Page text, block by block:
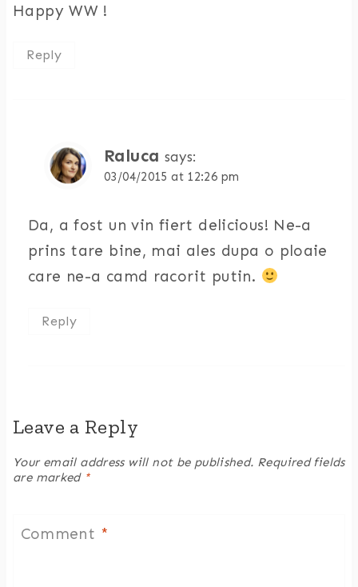
Happy WW !
Reply
Raluca says:
03/04/2015 at 12:26 pm
Da, a fost un vin fiert delicious! Ne-a
prins tare bine, mai ales dupa o ploaie
care ne-a camd racorit putin.
Reply
Leave a Reply
Your email address will not be published. Required fields
are marked *
Comment *